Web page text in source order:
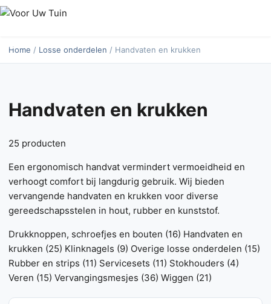
Home / Losse onderdelen / Handvaten en krukken
Handvaten en krukken
25 producten
Een ergonomisch handvat vermindert vermoeidheid en
verhoogt comfort bij langdurig gebruik. Wij bieden
vervangende handvaten en krukken voor diverse
gereedschapsstelen in hout, rubber en kunststof.
Drukknoppen, schroefjes en bouten (16) Handvaten en
krukken (25) Klinknagels (9) Overige losse onderdelen (15)
Rubber en strips (11) Servicesets (11) Stokhouders (4)
Veren (15) Vervangingsmesjes (36) Wiggen (21)